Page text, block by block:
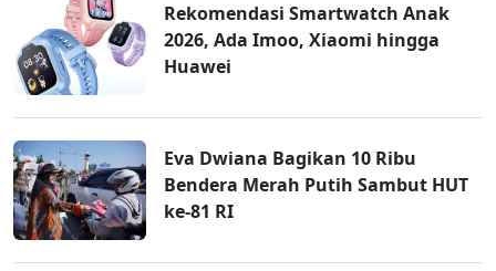
Rekomendasi Smartwatch Anak
2026, Ada Imoo, Xiaomi hingga
Huawei
Eva Dwiana Bagikan 10 Ribu
Bendera Merah Putih Sambut HUT
ke-81 RI